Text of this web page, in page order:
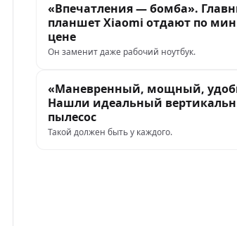
«Впечатления — бомба».
планшет Xiaomi отдают по
цене
Он заменит даже рабочий ноутбук.
«Маневренный, мощный,
Нашли идеальный
пылесос
Такой должен быть у каждого.